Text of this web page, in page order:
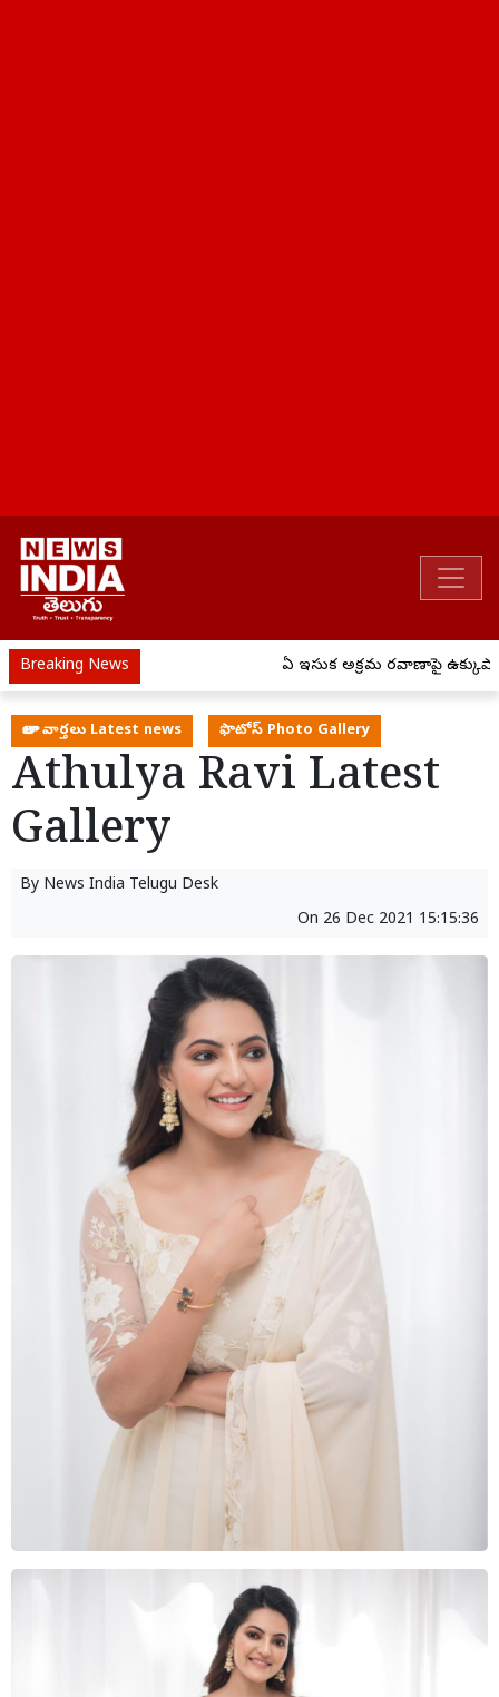
Breaking News ఏపీ ఇసుక అక్రమ రవాణాపై
తాజా వార్తలు Latest news ఫొటోస్ Photo Gallery
Athulya Ravi Latest
Gallery
By News India Telugu Desk
On 26 Dec 2021 15:15:36